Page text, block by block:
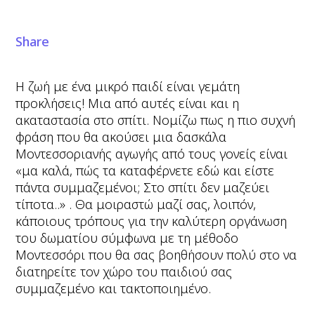
Share
Η ζωή με ένα μικρό παιδί είναι γεμάτη
προκλήσεις! Μια από αυτές είναι και η
ακαταστασία στο σπίτι. Νομίζω πως η πιο συχνή
φράση που θα ακούσει μια δασκάλα
Μοντεσσοριανής αγωγής από τους γονείς είναι
«μα καλά, πώς τα καταφέρνετε εδώ και είστε
πάντα συμμαζεμένοι; Στο σπίτι δεν μαζεύει
τίποτα..» . Θα μοιραστώ μαζί σας, λοιπόν,
κάποιους τρόπους για την καλύτερη οργάνωση
του δωματίου σύμφωνα με τη μέθοδο
Μοντεσσόρι που θα σας βοηθήσουν πολύ στο να
διατηρείτε τον χώρο του παιδιού σας
συμμαζεμένο και τακτοποιημένο.